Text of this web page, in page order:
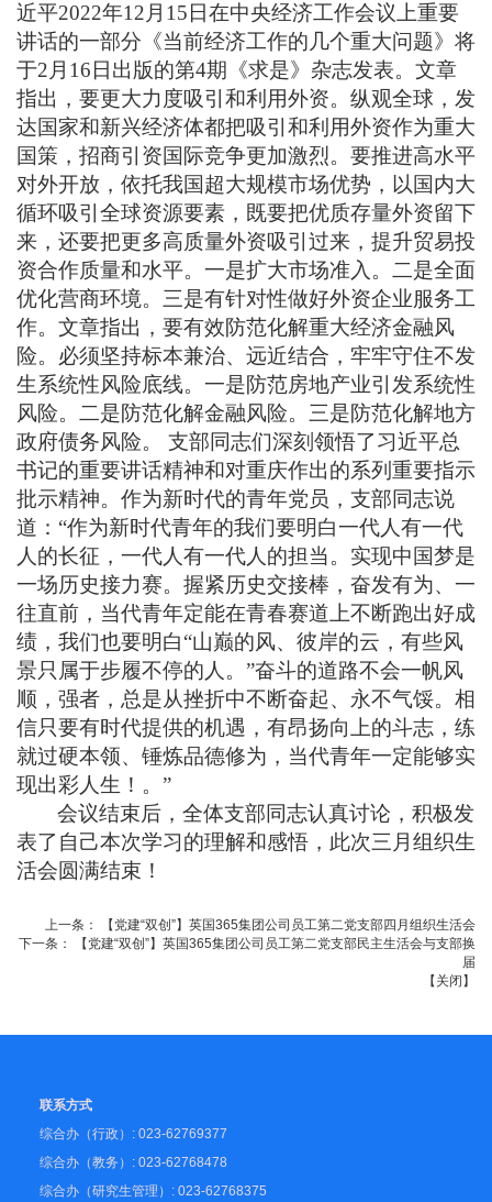
近平2022年12月 15 日在中央经济工作会议上重要
讲话的一部分《当前经济工作的几个重大问题》将
于2月 16 日出版的第4期《求是》杂志发表。文章
指出，要更大力度吸引和利用外资。纵观全球，发
达国家和新兴经济体都把吸引和利用外资作为重大
国策，招商引资国际竞争更加激烈。要推进高水平
对外开放，依托我国超大规模市场优势，以国内大
循环吸引全球资源要素，既要把优质存量外资留下
来，还要把更多高质量外资吸引过来，提升贸易投
资合作质量和水平。一是扩大市场准入。二是全面
优化营商环境。三是有针对性做好外资企业服务工
作。文章指出，要有效防范化解重大经济金融风
险。必须坚持标本兼治、远近结合，牢牢守住不发
生系统性风险底线。一是防范房地产业引发系统性
风险。二是防范化解金融风险。三是防范化解地方
政府债务风险。 支部同志们深刻领悟了习近平总
书记的重要讲话精神和对重庆作出的系列重要指示
批示精神。作为新时代的青年党员，支部同志说
道：“作为新时代青年的我们要明白一代人有一代
人的长征，一代人有一代人的担当。实现中国梦是
一场历史接力赛。握紧历史交接棒，奋发有为、一
往直前，当代青年定能在青春赛道上不断跑出好成
绩，我们也要明白“山巅的风、彼岸的云，有些风
景只属于步履不停的人。”奋斗的道路不会一帆风
顺，强者，总是从挫折中不断奋起、永不气馁。相
信只要有时代提供的机遇，有昂扬向上的斗志，练
就过硬本领、锤炼品德修为，当代青年一定能够实
现出彩人生！。”
会议结束后，全体支部同志认真讨论，积极发
表了自己本次学习的理解和感悟，此次三月组织生
活会圆满结束！
上一条：
【党建“双创”】英国365集团公司员工第二党支部四月组织生活会
下一条：
【党建“双创”】英国365集团公司员工第二党支部民主生活会与支部换
届
【 关闭 】
联系方式
综合办（行政）: 023-62769377
综合办（教务）: 023-62768478
综合办（研究生管理）: 023-62768375